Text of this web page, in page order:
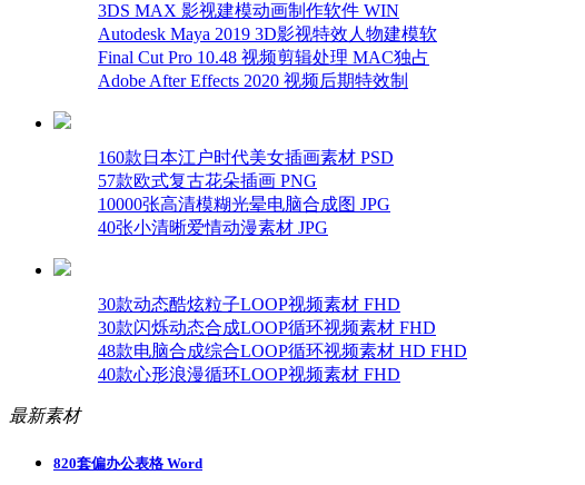
3DS MAX 影视建模动画制作软件 WIN
Autodesk Maya 2019 3D影视特效人物建模软
Final Cut Pro 10.48 视频剪辑处理 MAC独占
Adobe After Effects 2020 视频后期特效制
160款日本江户时代美女插画素材 PSD
57款欧式复古花朵插画 PNG
10000张高清模糊光晕电脑合成图 JPG
40张小清晰爱情动漫素材 JPG
30款动态酷炫粒子LOOP视频素材 FHD
30款闪烁动态合成LOOP循环视频素材 FHD
48款电脑合成综合LOOP循环视频素材 HD FHD
40款心形浪漫循环LOOP视频素材 FHD
最新素材
820套偏办公表格 Word